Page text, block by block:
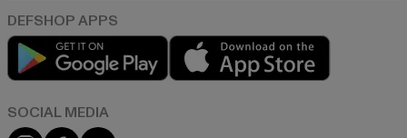
Play market